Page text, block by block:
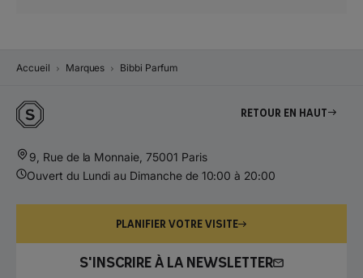
Accueil Marques Bibbi Parfum
Retour en haut
9, Rue de la Monnaie, 75001 Paris
Ouvert du Lundi au Dimanche de 10:00 à 20:00
PLANIFIER VOTRE VISITE
S'INSCRIRE À LA NEWSLETTER